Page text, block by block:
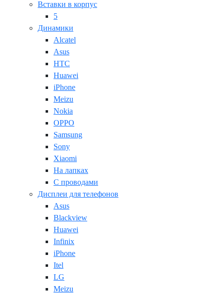
Вставки в корпус
5
Динамики
Alcatel
Asus
HTC
Huawei
iPhone
Meizu
Nokia
OPPO
Samsung
Sony
Xiaomi
На лапках
С проводами
Дисплеи для телефонов
Asus
Blackview
Huawei
Infinix
iPhone
Itel
LG
Meizu